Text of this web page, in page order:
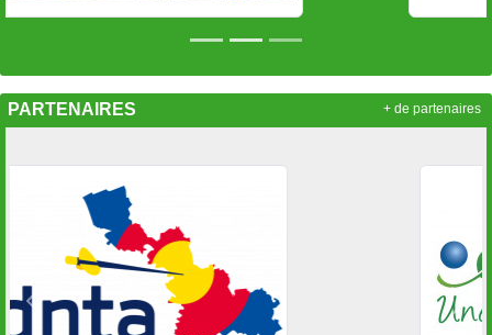
PARTENAIRES
Précedent
+ de partenaires